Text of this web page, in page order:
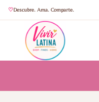
Descubre. Ama. Comparte.
contenido